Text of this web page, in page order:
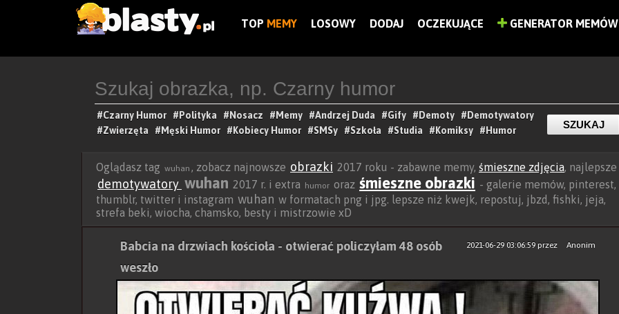
TOP MEMY LOSOWY DODAJ OCZEKUJĄCE GENERATOR MEMÓW
#Czarny Humor #Polityka #Nosacz #Memy #Andrzej Duda #Gify #Demoty
#Demotywatory
#Zwierzęta
#Męski Humor #Kobiecy Humor #SMSy #Szkoła #Studia #Komiksy #Humor
Oglądasz tag wuhan , zobacz najnowsze obrazki 2017 roku - zabawne memy, śmieszne zdjęcia, najlepsze
demotywatory wuhan 2017 r. i extra humor oraz śmieszne obrazki - galerie memów, pinterest,
thumblr, twitter i instagram wuhan w formatach png i jpg. lepsze niż kwejk, repostuj, jbzd, fishki, jeja,
strefa beki, wiocha, chamsko, besty i mistrzowie xD
2021-06-29 03:06:59przez Anonim
Babcia na drzwiach kościoła - otwierać policzyłam 48 osób
weszło